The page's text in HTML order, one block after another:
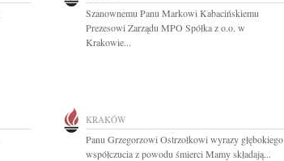
Szanownemu Panu Markowi Kabacińskiemu
Prezesowi Zarządu MPO Spółka z o.o. w
Krakowie...
KRAKÓW
Panu Grzegorzowi Ostrzołkowi wyrazy głębokiego
współczucia z powodu śmierci Mamy składają...